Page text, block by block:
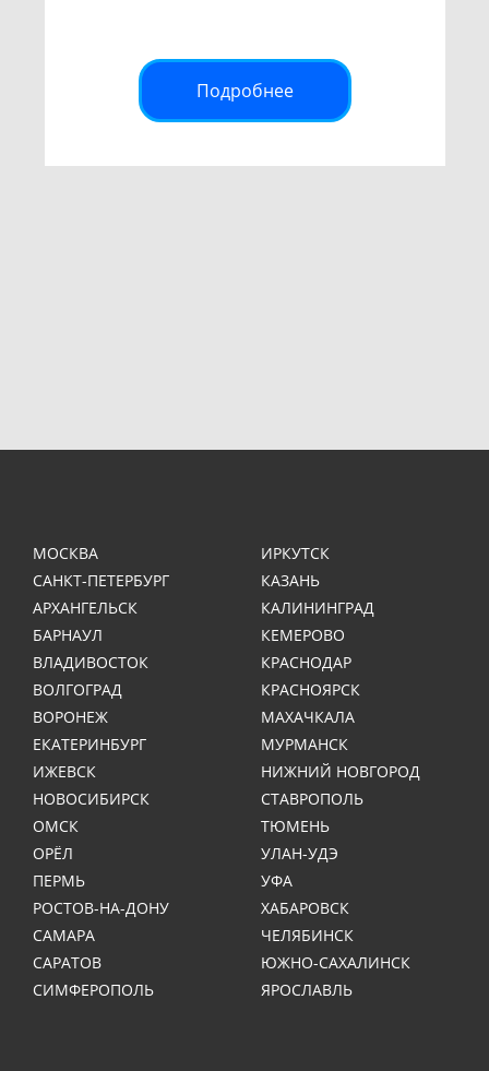
Подробнее
МОСКВА
САНКТ-ПЕТЕРБУРГ
АРХАНГЕЛЬСК
БАРНАУЛ
ВЛАДИВОСТОК
ВОЛГОГРАД
ВОРОНЕЖ
ЕКАТЕРИНБУРГ
ИЖЕВСК
ИРКУТСК
КАЗАНЬ
КАЛИНИНГРАД
КЕМЕРОВО
КРАСНОДАР
КРАСНОЯРСК
МАХАЧКАЛА
МУРМАНСК
НИЖНИЙ НОВГОРОД
НОВОСИБИРСК
ОМСК
ОРЁЛ
ПЕРМЬ
РОСТОВ-НА-ДОНУ
САМАРА
САРАТОВ
СИМФЕРОПОЛЬ
СТАВРОПОЛЬ
ТЮМЕНЬ
УЛАН-УДЭ
УФА
ХАБАРОВСК
ЧЕЛЯБИНСК
ЮЖНО-САХАЛИНСК
ЯРОСЛАВЛЬ